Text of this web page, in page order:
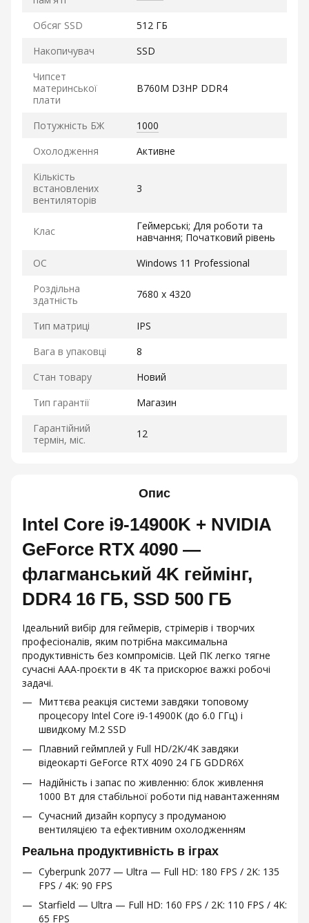
Обсяг SSD
512 ГБ
Накопичувач
SSD
Чипсет
материнської
плати
B760M D3HP DDR4
Потужність БЖ
1000
Охолодження
Активне
Кількість
встановлених
вентиляторів
3
Клас
Геймерські; Для роботи та
навчання; Початковий рівень
ОС
Windows 11 Professional
Роздільна
здатність
7680 x 4320
Тип матриці
IPS
Вага в упаковці
8
Стан товару
Новий
Тип гарантії
Магазин
Гарантійний
термін, міс.
12
Опис
Intel Core i9-14900K + NVIDIA
GeForce RTX 4090 —
флагманський 4K геймінг,
DDR4 16 ГБ, SSD 500 ГБ
Ідеальний вибір для геймерів, стрімерів і творчих
професіоналів, яким потрібна максимальна
продуктивність без компромісів. Цей ПК легко тягне
сучасні ААА-проєкти в 4K та прискорює важкі робочі
задачі.
Миттєва реакція системи завдяки топовому
процесору Intel Core i9-14900K (до 6.0 ГГц) і
швидкому M.2 SSD
Плавний геймплей у Full HD/2K/4K завдяки
відеокарті GeForce RTX 4090 24 ГБ GDDR6X
Надійність і запас по живленню: блок живлення
1000 Вт для стабільної роботи під навантаженням
Сучасний дизайн корпусу з продуманою
вентиляцією та ефективним охолодженням
Реальна продуктивність в іграх
Cyberpunk 2077 — Ultra — Full HD: 180 FPS / 2K: 135
FPS / 4K: 90 FPS
Starfield — Ultra — Full HD: 160 FPS / 2K: 110 FPS / 4K:
65 FPS